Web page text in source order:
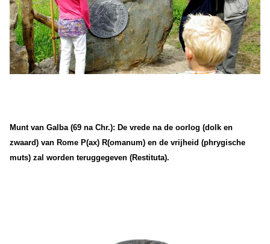
Munt van Galba (69 na Chr.): De vrede na de oorlog (dolk en
zwaard) van Rome P(ax) R(omanum) en de vrijheid (phrygische
muts) zal worden teruggegeven (Restituta).